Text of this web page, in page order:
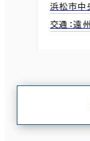
浜松市
交通：遠